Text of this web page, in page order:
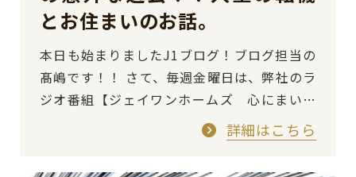
とお住まいのお話。
本日も始まりましたJ1ブログ！ブログ担当の
髙嶋です！！ さて、毎週金曜日は、弊社のラ
ジオ番組【ジェイワンホームズ 心にまいう
～ 一輪・二輪・サンバ！】の放送日です
詳細はこちら